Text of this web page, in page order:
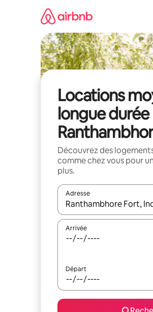
Locations
longue durée
Découvrez des
comme chez vous pour
plus.
Adresse
Lorsque les résultats
Arrivée
Départ